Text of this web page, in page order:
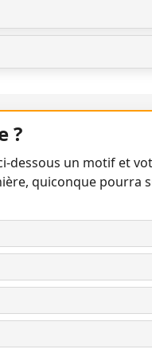
?
dessous un motif et
quiconque pourra